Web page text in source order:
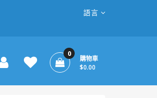
語言
購物車
0
$0.00